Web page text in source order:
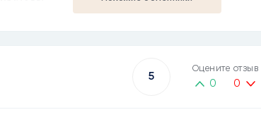
5
Оцените отзыв
0 0